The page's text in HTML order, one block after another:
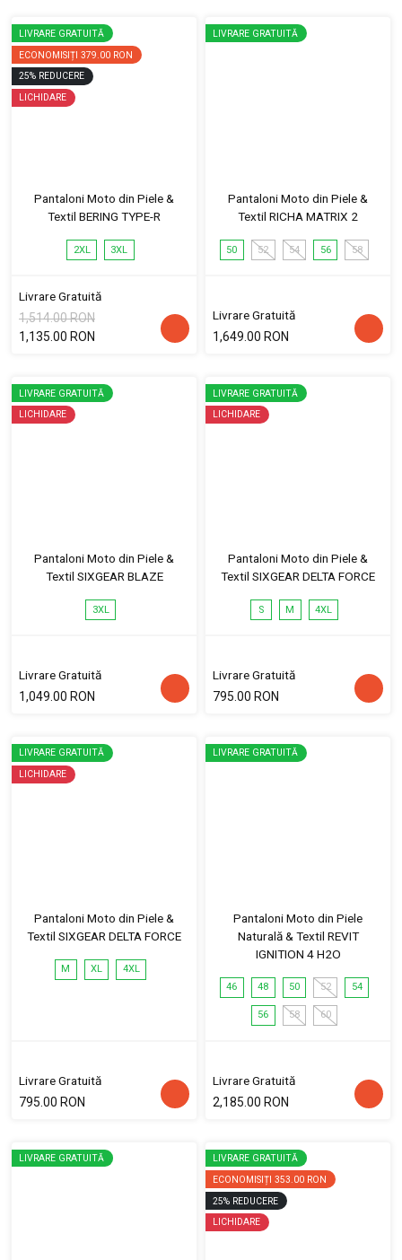
LIVRARE GRATUITĂ
ECONOMISIȚI 379.00 RON
25% REDUCERE
LICHIDARE
Pantaloni Moto din Piele &
Textil BERING TYPE-R
2XL 3XL
Livrare Gratuită
1,514.00 RON
1,135.00 RON
LIVRARE GRATUITĂ
Pantaloni Moto din Piele &
Textil RICHA MATRIX 2
50 52 54 56 58
Livrare Gratuită
1,649.00 RON
LIVRARE GRATUITĂ
LICHIDARE
Pantaloni Moto din Piele &
Textil SIXGEAR BLAZE
3XL
Livrare Gratuită
1,049.00 RON
LIVRARE GRATUITĂ
LICHIDARE
Pantaloni Moto din Piele &
Textil SIXGEAR DELTA FORCE
S M 4XL
Livrare Gratuită
795.00 RON
LIVRARE GRATUITĂ
LICHIDARE
Pantaloni Moto din Piele &
Textil SIXGEAR DELTA FORCE
M XL 4XL
Livrare Gratuită
795.00 RON
LIVRARE GRATUITĂ
Pantaloni Moto din Piele
Naturală & Textil REVIT
IGNITION 4 H2O
46 48 50 52 54
56 58 60
Livrare Gratuită
2,185.00 RON
LIVRARE GRATUITĂ
LIVRARE GRATUITĂ
ECONOMISIȚI 353.00 RON
25% REDUCERE
LICHIDARE